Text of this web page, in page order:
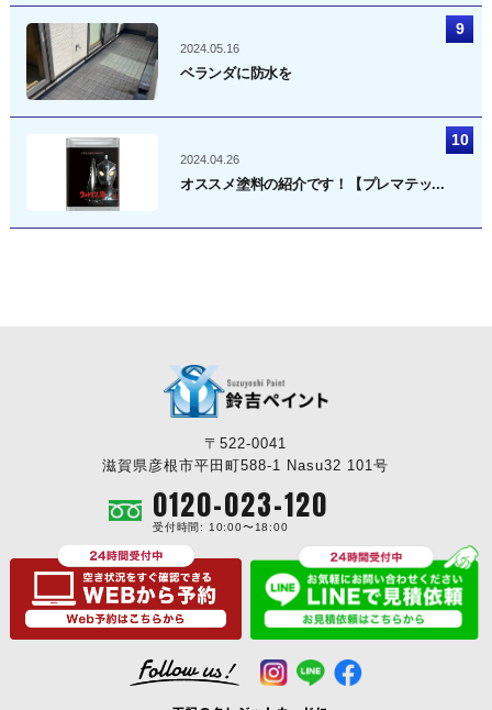
2024.05.16
ベランダに防水を
2024.04.26
オススメ塗料の紹介です！【プレマテッ...
〒522-0041
滋賀県彦根市平田町588-1 Nasu32 101号
0120-023-120
受付時間: 10:00〜18:00